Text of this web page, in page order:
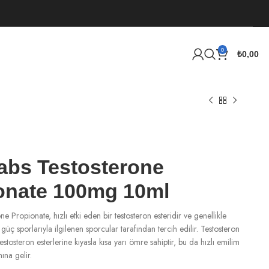
0 ₺0,00
Testosterone
100mg 10ml
Propionate, hızlı etki eden bir testosteron esteridir ve genellikle
sporlarıyla ilgilenen sporcular tarafından tercih edilir. Testosteron
esterlerine kıyasla kısa yarı ömre sahiptir, bu da hızlı emilim
gelir.